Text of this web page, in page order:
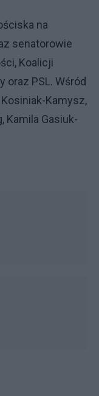
na
senatorowie
Koalicji
oraz PSL. Wśród
Kamysz,
Kamila Gasiuk-